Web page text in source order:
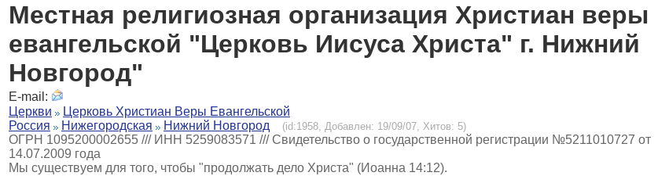
Местная религиозная организация Христиан веры
евангельской "Церковь Иисуса Христа" г. Нижний
Новгород"
E-mail:
Церкви
Церковь Христиан Веры Евангельской
Россия
Нижегородская Нижний Новгород (id:1958, Добавлен: 19/09/07, Хитов: 5)
ОГРН 1095200002655 /// ИНН 5259083571 /// Свидетельство о государственной регистрации №5211010727 от
14.07.2009 года
Мы существуем для того, чтобы "продолжать дело Христа" (Иоанна 14:12).